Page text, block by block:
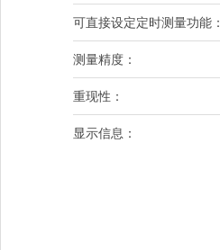
可直接设定定时测量功能：
测量精度：
重现性：
显示信息：